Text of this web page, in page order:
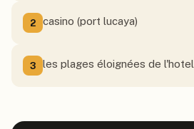
2 casino (port lucaya)
3 les plages éloignées de l'hotel